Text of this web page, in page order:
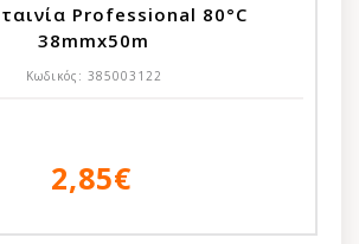
Professional 80°C
38mmx50m
Κωδικός: 385003122
2,85€